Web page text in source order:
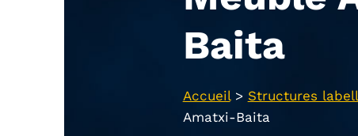
Baita
Accueil> Structures
Amatxi-Baita